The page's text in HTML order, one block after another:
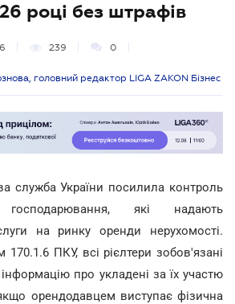
році без штрафів
239 0
головний редактор LIGA ZAKON Бізнес
служба України посилила контроль
які надають
на ринку оренди нерухомості.
170.1.6 ПКУ, всі рієлтери зобов'язані
про укладені за їх участю
орендодавцем виступає фізична